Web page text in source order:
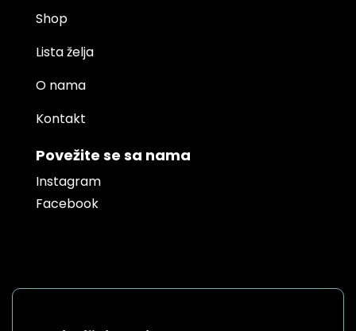
Shop
Lista želja
O nama
Kontakt
Povežite se sa nama
Instagram
Facebook